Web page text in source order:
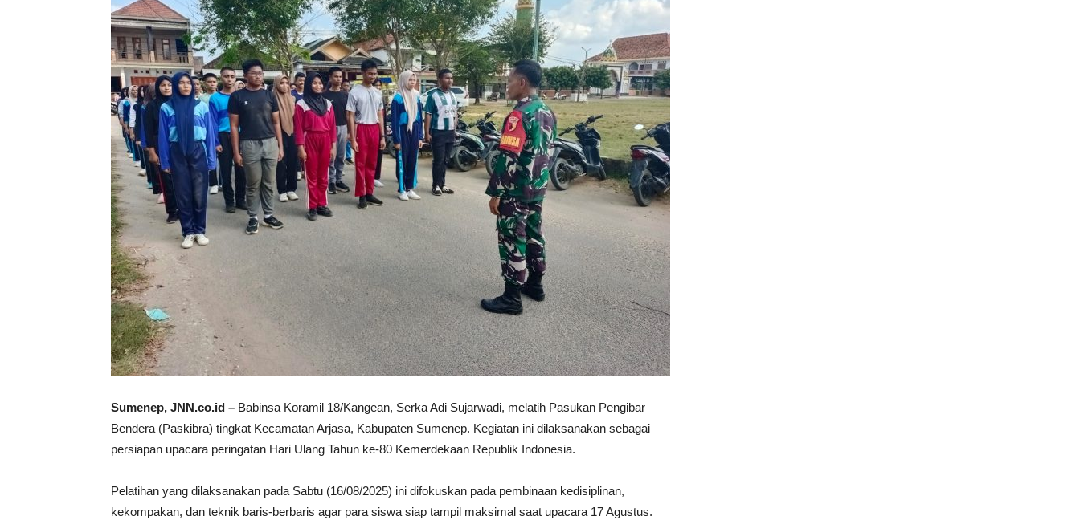
Sumenep, JNN.co.id – Babinsa Koramil 18/Kangean, Serka Adi Sujarwadi, melatih Pasukan Pengibar
Bendera (Paskibra) tingkat Kecamatan Arjasa, Kabupaten Sumenep. Kegiatan ini dilaksanakan sebagai
persiapan upacara peringatan Hari Ulang Tahun ke-80 Kemerdekaan Republik Indonesia.
Pelatihan yang dilaksanakan pada Sabtu (16/08/2025) ini difokuskan pada pembinaan kedisiplinan,
kekompakan, dan teknik baris-berbaris agar para siswa siap tampil maksimal saat upacara 17 Agustus.